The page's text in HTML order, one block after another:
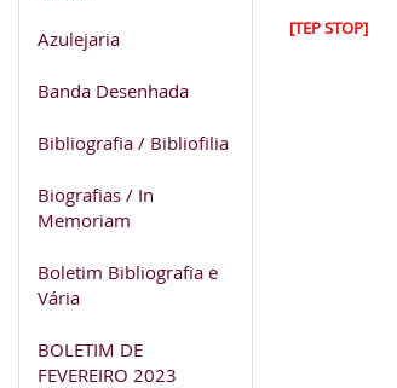
Azulejaria
Banda Desenhada
Bibliografia / Bibliofilia
Biografias / In
Memoriam
Boletim Bibliografia e
Vária
BOLETIM DE
FEVEREIRO 2023
[TEP STOP]